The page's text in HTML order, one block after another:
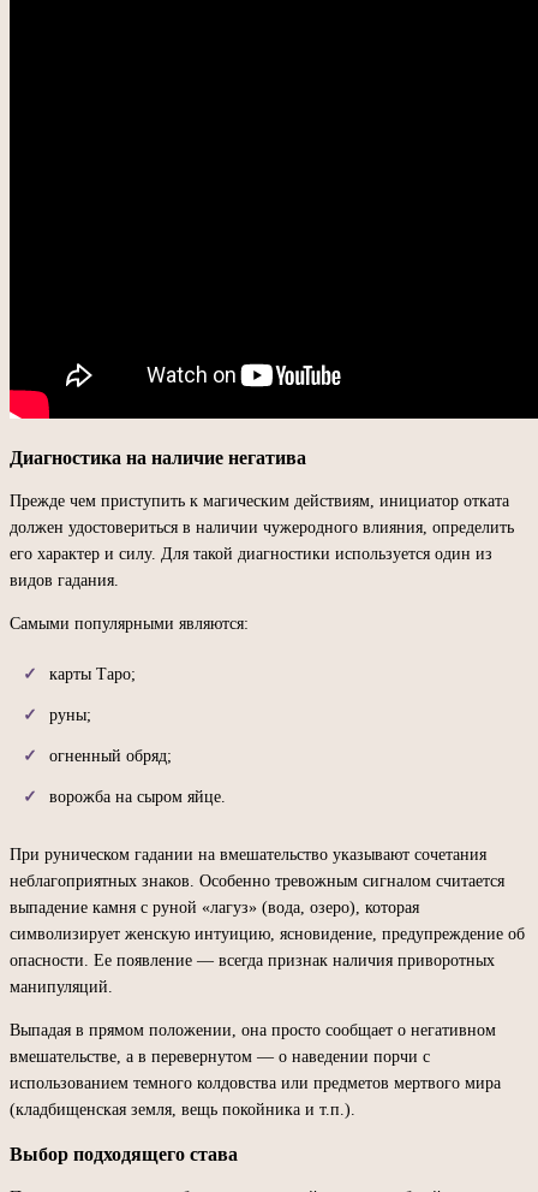
Диагностика на наличие негатива
Прежде чем приступить к магическим действиям, инициатор отката
должен удостовериться в наличии чужеродного влияния, определить
его характер и силу. Для такой диагностики используется один из
видов гадания.
Самыми популярными являются:
карты Таро;
руны;
огненный обряд;
ворожба на сыром яйце.
При руническом гадании на вмешательство указывают сочетания
неблагоприятных знаков. Особенно тревожным сигналом считается
выпадение камня с руной «лагуз» (вода, озеро), которая
символизирует женскую интуицию, ясновидение, предупреждение об
опасности. Ее появление — всегда признак наличия приворотных
манипуляций.
Выпадая в прямом положении, она просто сообщает о негативном
вмешательстве, а в перевернутом — о наведении порчи с
использованием темного колдовства или предметов мертвого мира
(кладбищенская земля, вещь покойника и т.п.).
Выбор подходящего става